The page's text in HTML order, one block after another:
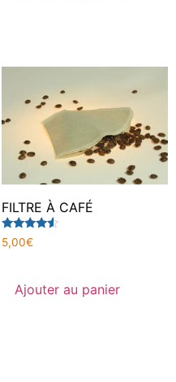
FILTRE À CAFÉ
Note
4.33
5,00€
Ajouter au panier